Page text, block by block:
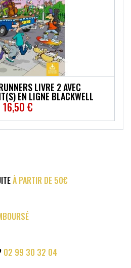
LIVRE 2 AVEC
EN LIGNE BLACKWELL
16,50 €
À PARTIR DE 50€
02 99 30 32 04